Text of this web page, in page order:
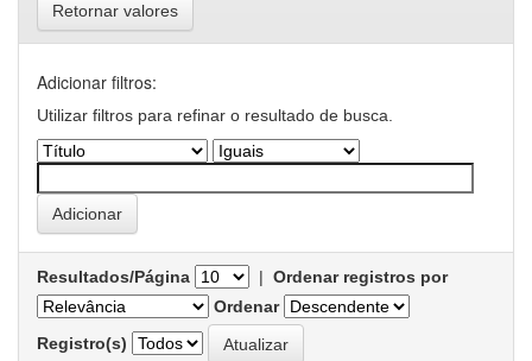
Retornar valores
Adicionar filtros:
Utilizar filtros para refinar o resultado de busca.
Resultados/Página | Ordenar registros por
Ordenar
Registro(s)